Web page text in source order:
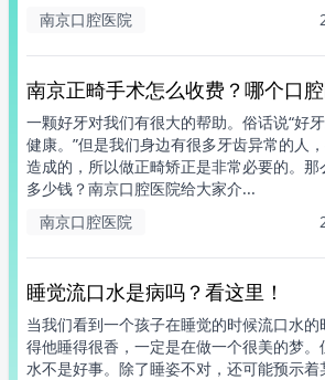
南京口腔医院
南京正畸手术怎么收费？哪个口
一颗好牙对我们有很大的帮助。俗话说“好
健康。”但是我们身边有很多牙齿异常的人
造成的，所以做正畸矫正是非常必要的。
多少钱？南京口腔医院给大家介...
南京口腔医院
睡觉流口水是病吗？看这里！
当我们看到一个孩子在睡觉的时候流口水
得他睡得很香，一定是在做一个很美的梦。
水不是好事。除了睡姿不对，还可能预示着